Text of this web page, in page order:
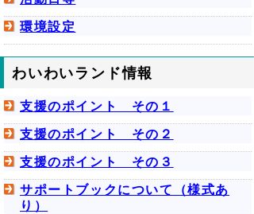
環境設定
わいわいランド情報
支援のポイント その１
支援のポイント その２
支援のポイント その３
サポートブックについて（様式あ
り）